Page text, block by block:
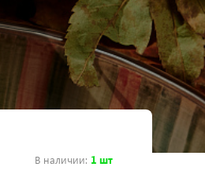
В наличии: 1 шт